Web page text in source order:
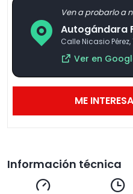
Ven a probarlo a
Autogándara
Calle Nicasio Pérez,
Ver en
ME
Información técnica